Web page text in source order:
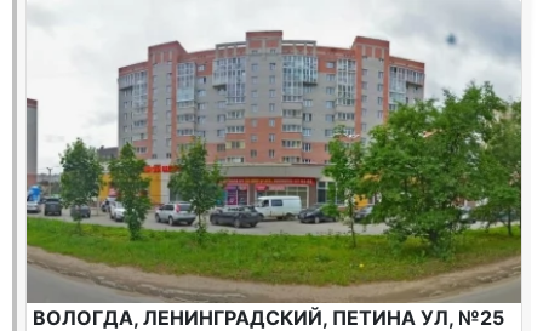
ВОЛОГДА, ЛЕНИНГРАДСКИЙ, ПЕТИНА УЛ, №25